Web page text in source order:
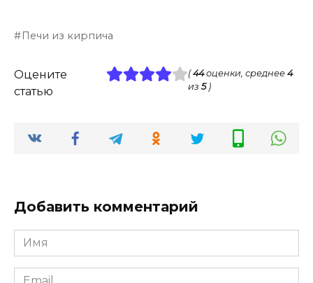
Печи из кирпича
Оцените
статью
(44оценки, среднее4
из5)
Добавить комментарий
Имя
*
Email